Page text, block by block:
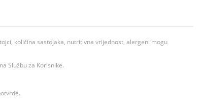
količina sastojaka, nutritivna vrijednost, alergeni mogu
Službu za Korisnike.